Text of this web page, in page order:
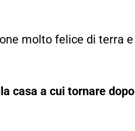
molto felice di terra e
casa a cui tornare dopo